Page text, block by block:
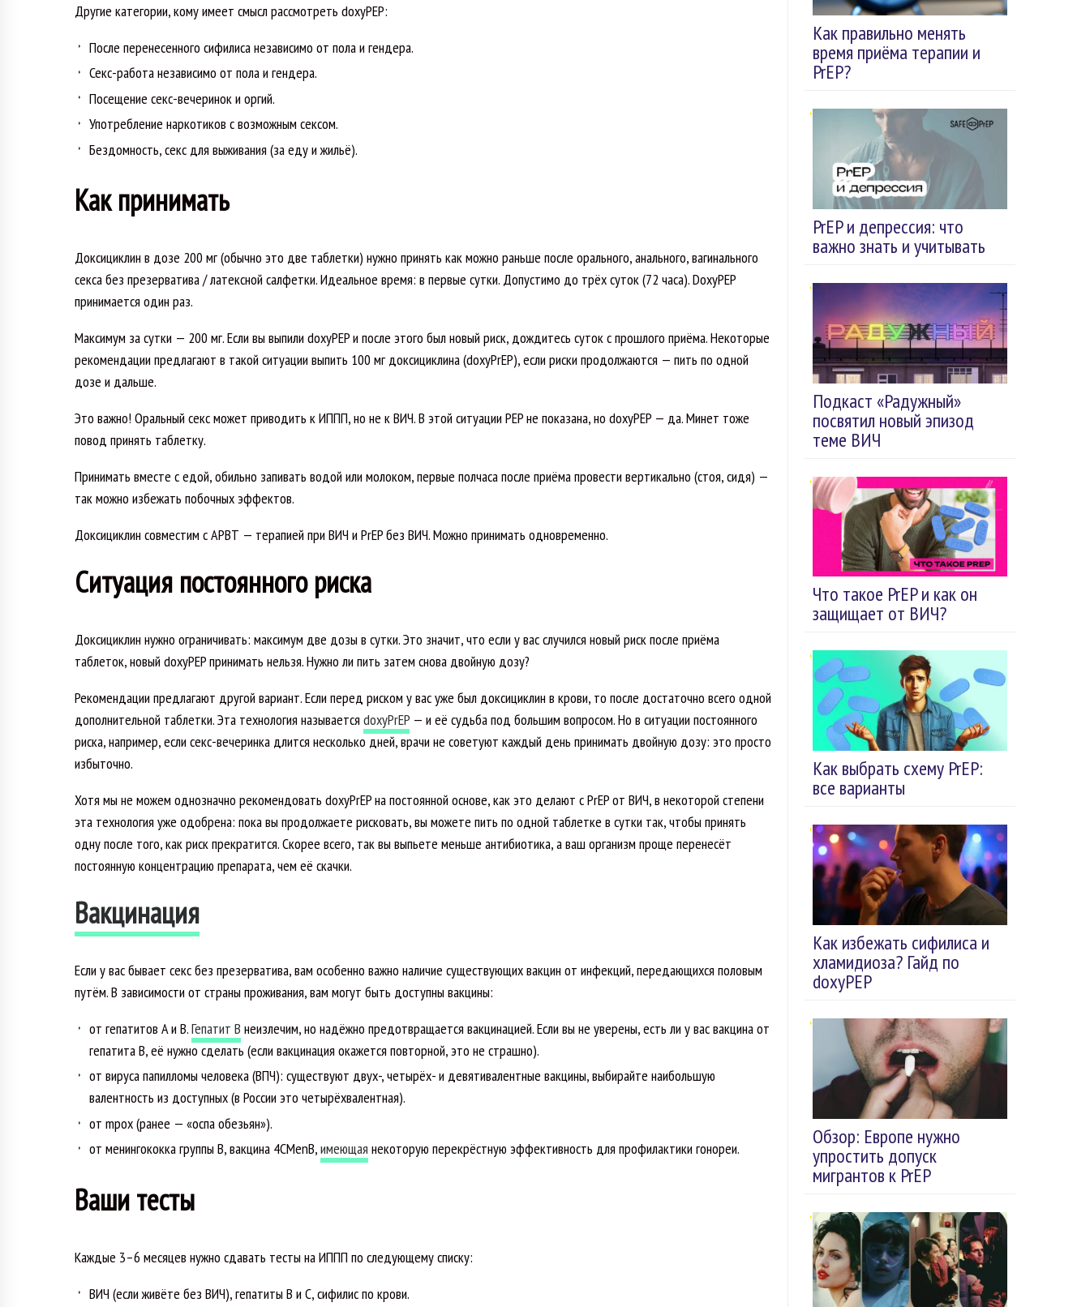
Как правильно менять
время приёма терапии и
PrEP?
PrEP и депрессия: что
важно знать и учитывать
Подкаст «Радужный»
посвятил новый эпизод
теме ВИЧ
Что такое PrEP и как он
защищает от ВИЧ?
Как выбрать схему PrEP:
все варианты
Как избежать сифилиса и
хламидиоза? Гайд по
doxyPEP
Обзор: Европе нужно
упростить допуск
мигрантов к PrEP
Другие категории, кому имеет смысл рассмотреть doxyPEP:
После перенесенного сифилиса независимо от пола и гендера.
Секс-работа независимо от пола и гендера.
Посещение секс-вечеринок и оргий.
Употребление наркотиков с возможным сексом.
Бездомность, секс для выживания (за еду и жильё).
Как принимать
Доксициклин в дозе 200 мг (обычно это две таблетки) нужно принять как можно раньше после орального, анального, вагинального
секса без презерватива / латексной салфетки. Идеальное время: в первые сутки. Допустимо до трёх суток (72 часа). DoxyPEP
принимается один раз.
Максимум за сутки — 200 мг. Если вы выпили doxyPEP и после этого был новый риск, дождитесь суток с прошлого приёма. Некоторые
рекомендации предлагают в такой ситуации выпить 100 мг доксициклина (doxyPrEP), если риски продолжаются — пить по одной
дозе и дальше.
Это важно! Оральный секс может приводить к ИППП, но не к ВИЧ. В этой ситуации PEP не показана, но doxyPEP — да. Минет тоже
повод принять таблетку.
Принимать вместе с едой, обильно запивать водой или молоком, первые полчаса после приёма провести вертикально (стоя, сидя) —
так можно избежать побочных эффектов.
Доксициклин совместим с АРВТ — терапией при ВИЧ и PrEP без ВИЧ. Можно принимать одновременно.
Ситуация постоянного риска
Доксициклин нужно ограничивать: максимум две дозы в сутки. Это значит, что если у вас случился новый риск после приёма
таблеток, новый doxyPEP принимать нельзя. Нужно ли пить затем снова двойную дозу?
Рекомендации предлагают другой вариант. Если перед риском у вас уже был доксициклин в крови, то после достаточно всего одной
дополнительной таблетки. Эта технология называется doxyPrEP — и её судьба под большим вопросом. Но в ситуации постоянного
риска, например, если секс-вечеринка длится несколько дней, врачи не советуют каждый день принимать двойную дозу: это просто
избыточно.
Хотя мы не можем однозначно рекомендовать doxyPrEP на постоянной основе, как это делают с PrEP от ВИЧ, в некоторой степени
эта технология уже одобрена: пока вы продолжаете рисковать, вы можете пить по одной таблетке в сутки так, чтобы принять
одну после того, как риск прекратится. Скорее всего, так вы выпьете меньше антибиотика, а ваш организм проще перенесёт
постоянную концентрацию препарата, чем её скачки.
Вакцинация
Если у вас бывает секс без презерватива, вам особенно важно наличие существующих вакцин от инфекций, передающихся половым
путём. В зависимости от страны проживания, вам могут быть доступны вакцины:
от гепатитов A и B.Гепатит B неизлечим, но надёжно предотвращается вакцинацией. Если вы не уверены, есть ли у вас вакцина от
гепатита B, её нужно сделать (если вакцинация окажется повторной, это не страшно).
от вируса папилломы человека (ВПЧ): существуют двух-, четырёх- и девятивалентные вакцины, выбирайте наибольшую
валентность из доступных (в России это четырёхвалентная).
от mpox (ранее — «оспа обезьян»).
от менингококка группы B, вакцина 4CMenB,имеющая некоторую перекрёстную эффективность для профилактики гонореи.
Ваши тесты
Каждые 3–6 месяцев нужно сдавать тесты на ИППП по следующему списку:
ВИЧ (если живёте без ВИЧ), гепатиты B и C, сифилис по крови.